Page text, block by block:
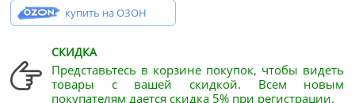
купить на ОЗОН
СКИДКА
Представьтесь в корзине покупок, чтобы видеть
товары с вашей скидкой. Всем новым
покупателям дается скидка 5% при регистрации.